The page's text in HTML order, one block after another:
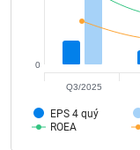
EPS 4 quý
ROEA
0
Q3/2025